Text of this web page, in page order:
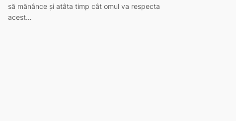
să mănânce şi atâta timp cât omul va respecta
acest…